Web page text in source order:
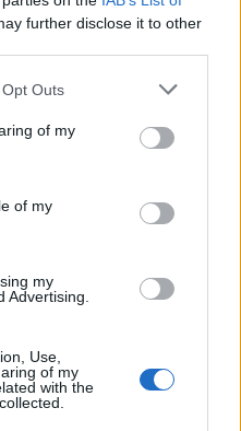
further disclose it to other
uses one or more Google
You may click to
and its third-party tags to
purposes in below Google
Outs
of my
of my
my
Advertising.
Use,
of my
with the
γιατί πιστεύεις
Όποιο
τις εξετάσεις με
η ανάγκη να μπει